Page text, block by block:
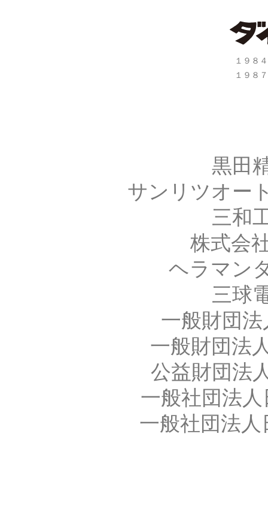
１９８
１９８
黒田
サンリツオー
三和
株式会
ヘラマン
三球
一般財団
一般財団法
公益財団法
一般社団法
一般社団法